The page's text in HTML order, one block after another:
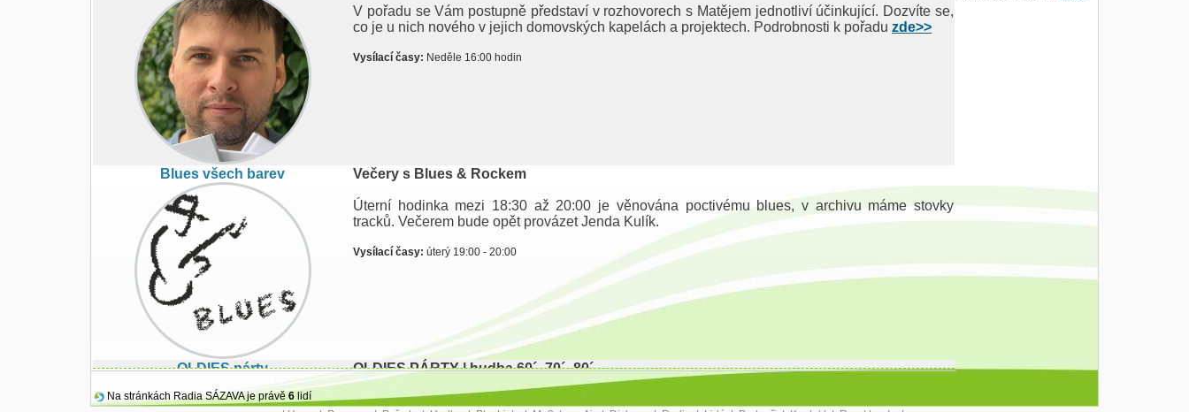
V pořadu se Vám postupně představí v rozhovorech s Matějem jednotliví účinkující. Dozvíte se,
co je u nich nového v jejich domovských kapelách a projektech. Podrobnosti k pořadu zde>>
Vysílací časy: Neděle 16:00 hodin
Blues všech barev Večery s Blues & Rockem
Úterní hodinka mezi 18:30 až 20:00 je věnována poctivému blues, v archivu máme stovky
tracků. Večerem bude opět provázet Jenda Kulík.
Vysílací časy: úterý 19:00 - 20:00
OLDIES párty OLDIES PÁRTY | hudba 60´- 70´- 80´
Čtvrteční večery s Jendou Kulíkem s nestárnoucí hudbou let minulých, s telefonickými přáními a
Na stránkách Radia SÁZAVA je právě 6 lidí